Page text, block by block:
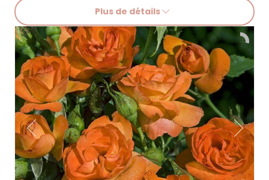
Plus de détails